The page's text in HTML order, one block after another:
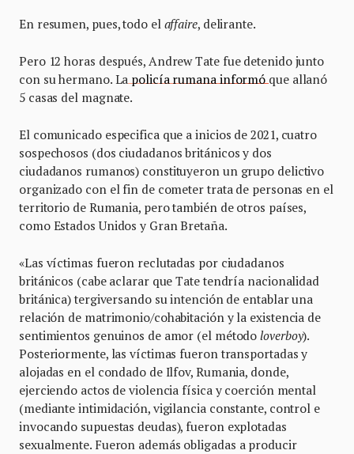
En resumen, pues, todo el affaire, delirante.
Pero 12 horas después, Andrew Tate fue detenido junto
con su hermano. Lapolicía rumana informóque allanó
5 casas del magnate.
El comunicado especifica que a inicios de 2021, cuatro
sospechosos (dos ciudadanos británicos y dos
ciudadanos rumanos) constituyeron un grupo delictivo
organizado con el fin de cometer trata de personas en el
territorio de Rumania, pero también de otros países,
como Estados Unidos y Gran Bretaña.
«Las víctimas fueron reclutadas por ciudadanos
británicos (cabe aclarar que Tate tendría nacionalidad
británica) tergiversando su intención de entablar una
relación de matrimonio/cohabitación y la existencia de
sentimientos genuinos de amor (el métodoloverboy).
Posteriormente, las víctimas fueron transportadas y
alojadas en el condado de Ilfov, Rumania, donde,
ejerciendo actos de violencia física y coerción mental
(mediante intimidación, vigilancia constante, control e
invocando supuestas deudas), fueron explotadas
sexualmente. Fueron además obligadas a producir